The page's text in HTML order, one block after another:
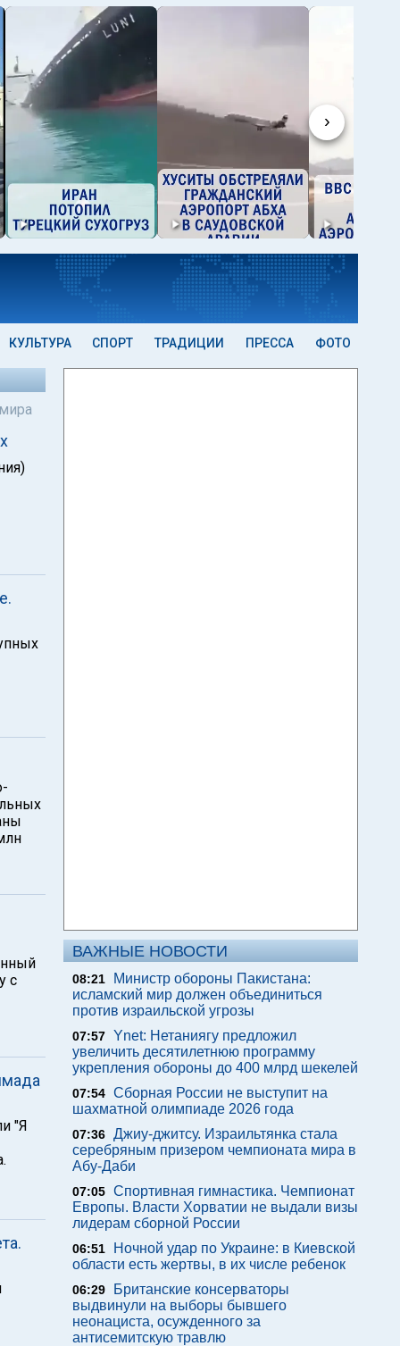
›
КУЛЬТУРА СПОРТ ТРАДИЦИИ ПРЕССА ФОТО
с
"Я
ВАЖНЫЕ НОВОСТИ
08:21
Министр обороны Пакистана:
исламский мир должен объединиться
против израильской угрозы
07:57 Ynet: Нетаниягу предложил
увеличить десятилетнюю программу
укрепления обороны до 400 млрд шекелей
07:54 Сборная России не выступит на
шахматной олимпиаде 2026 года
07:36 Джиу-джитсу. Израильтянка стала
серебряным призером чемпионата мира в
Абу-Даби
07:05 Спортивная гимнастика. Чемпионат
Европы. Власти Хорватии не выдали визы
лидерам сборной России
06:51
Ночной удар по Украине: в Киевской
области есть жертвы, в их числе ребенок
06:29
Британские консерваторы
выдвинули на выборы бывшего
неонациста, осужденного за
антисемитскую травлю